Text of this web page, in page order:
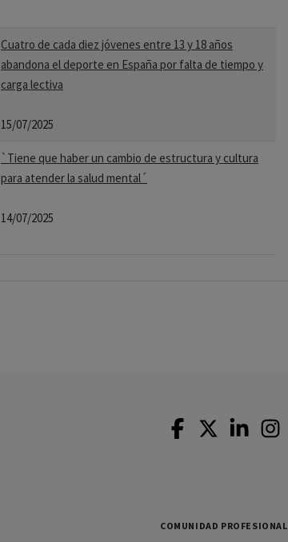
Cuatro de cada diez jóvenes entre 13 y 18 años
abandona el deporte en España por falta de tiempo y
carga lectiva
15/07/2025
`Tiene que haber un cambio de estructura y cultura
para atender la salud mental´
14/07/2025
COMUNIDAD PROFESIONAL